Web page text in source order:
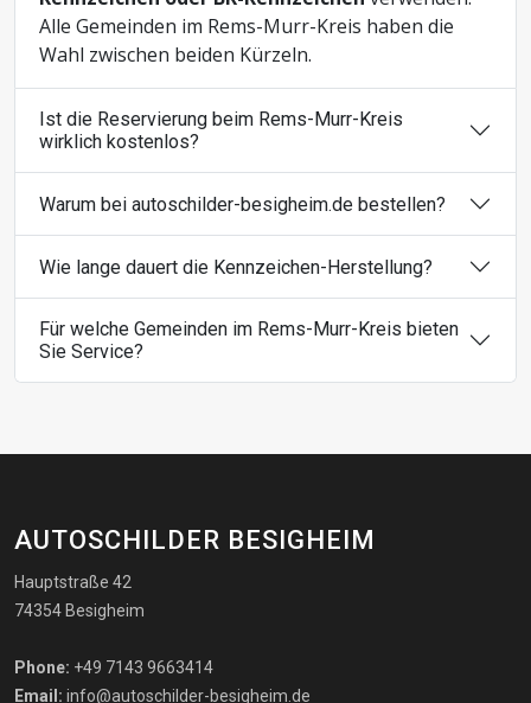
Alle Gemeinden im Rems-Murr-Kreis haben die
Wahl zwischen beiden Kürzeln.
Ist die Reservierung beim Rems-Murr-Kreis
wirklich kostenlos?
Warum bei autoschilder-besigheim.de bestellen?
Wie lange dauert die Kennzeichen-Herstellung?
Für welche Gemeinden im Rems-Murr-Kreis bieten
Sie Service?
AUTOSCHILDER BESIGHEIM
Hauptstraße 42
74354 Besigheim
Phone: +49 7143 9663414
Email: info@autoschilder-besigheim.de